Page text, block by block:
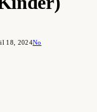
18, 2024No